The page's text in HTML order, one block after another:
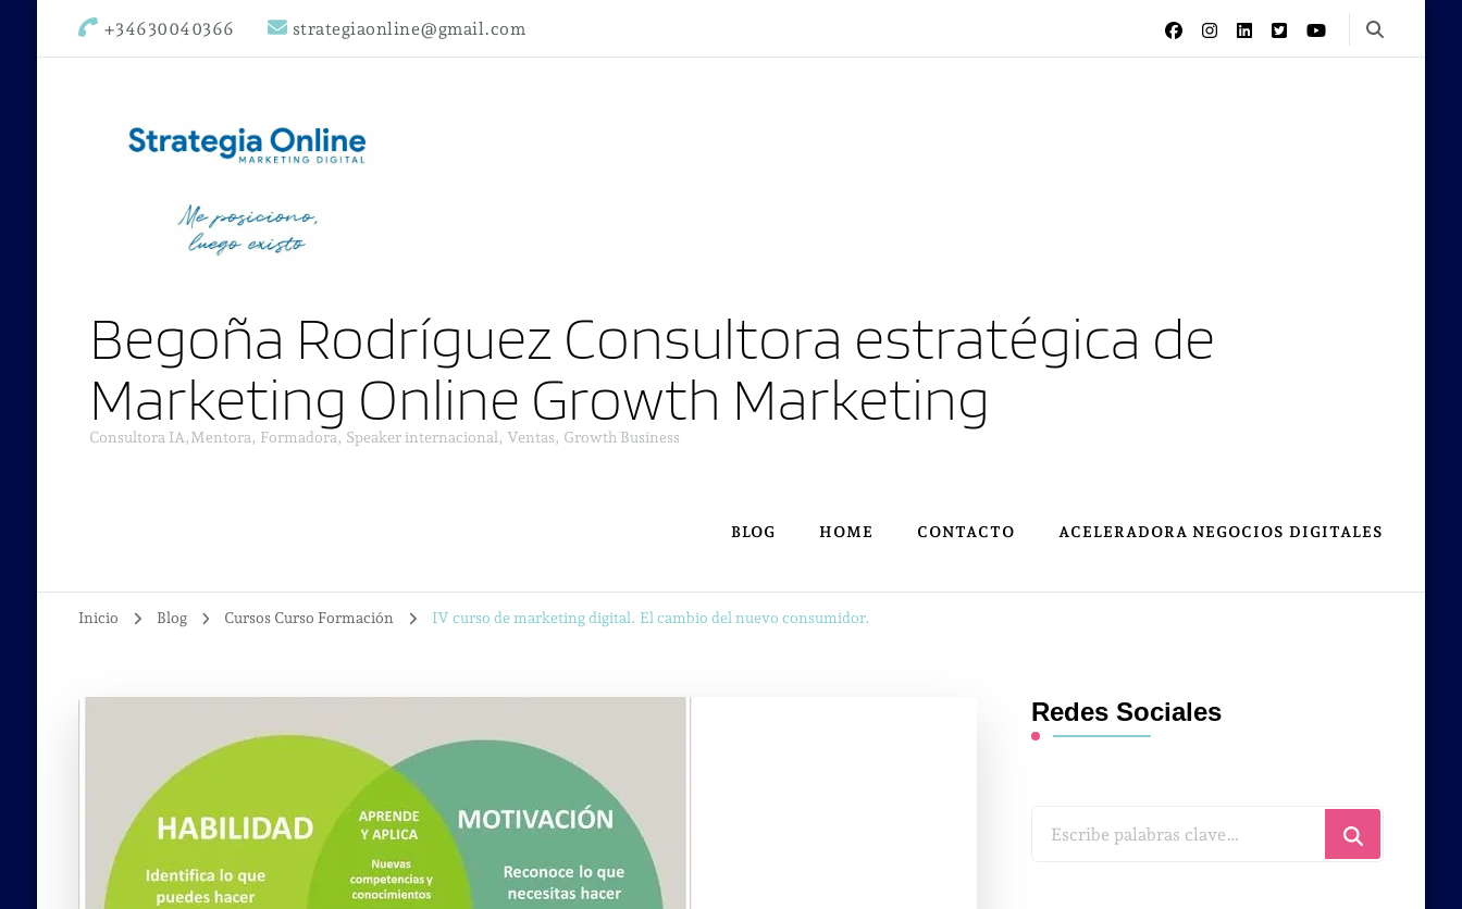
+34630040366 strategiaonline@gmail.com
Begoña Rodríguez Consultora estratégica de
Marketing Online Growth Marketing
Consultora IA,Mentora, Formadora, Speaker internacional, Ventas, Growth Business
BLOG HOME CONTACTO ACELERADORA NEGOCIOS DIGITALES
Inicio Blog Cursos Curso Formación IV curso de marketing digital. El cambio del nuevo consumidor.
Redes Sociales
¿Buscas